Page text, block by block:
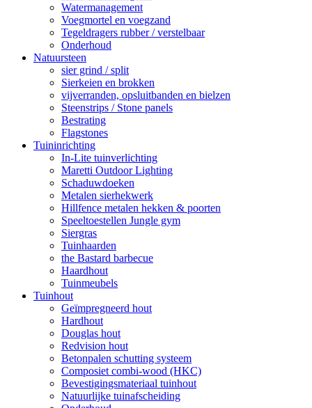
Watermanagement
Voegmortel en voegzand
Tegeldragers rubber / verstelbaar
Onderhoud
Natuursteen
sier grind / split
Sierkeien en brokken
vijverranden, opsluitbanden en bielzen
Steenstrips / Stone panels
Bestrating
Flagstones
Tuininrichting
In-Lite tuinverlichting
Maretti Outdoor Lighting
Schaduwdoeken
Metalen sierhekwerk
Hillfence metalen hekken & poorten
Speeltoestellen Jungle gym
Siergras
Tuinhaarden
the Bastard barbecue
Haardhout
Tuinmeubels
Tuinhout
Geïmpregneerd hout
Hardhout
Douglas hout
Redvision hout
Betonpalen schutting systeem
Composiet combi-wood (HKC)
Bevestigingsmateriaal tuinhout
Natuurlijke tuinafscheiding